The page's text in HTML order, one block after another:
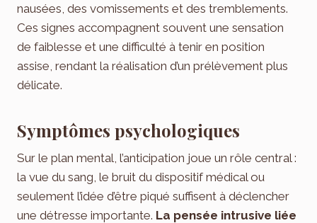
nausées, des vomissements et des tremblements.
Ces signes accompagnent souvent une sensation
de faiblesse et une difficulté à tenir en position
assise, rendant la réalisation d’un prélèvement plus
délicate.
Symptômes psychologiques
Sur le plan mental, l’anticipation joue un rôle central :
la vue du sang, le bruit du dispositif médical ou
seulement l’idée d’être piqué suffisent à déclencher
une détresse importante. La pensée intrusive liée